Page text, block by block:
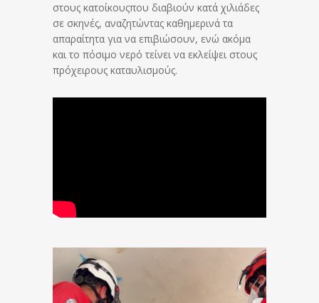
στους κατοίκουςπου διαβιούν κατά χιλιάδες
σε σκηνές, αναζητώντας καθημερινά τα
απαραίτητα για να επιβιώσουν, ενώ ακόμα
και το πόσιμο νερό τείνει να εκλείψει στους
πρόχειρους καταυλισμούς.